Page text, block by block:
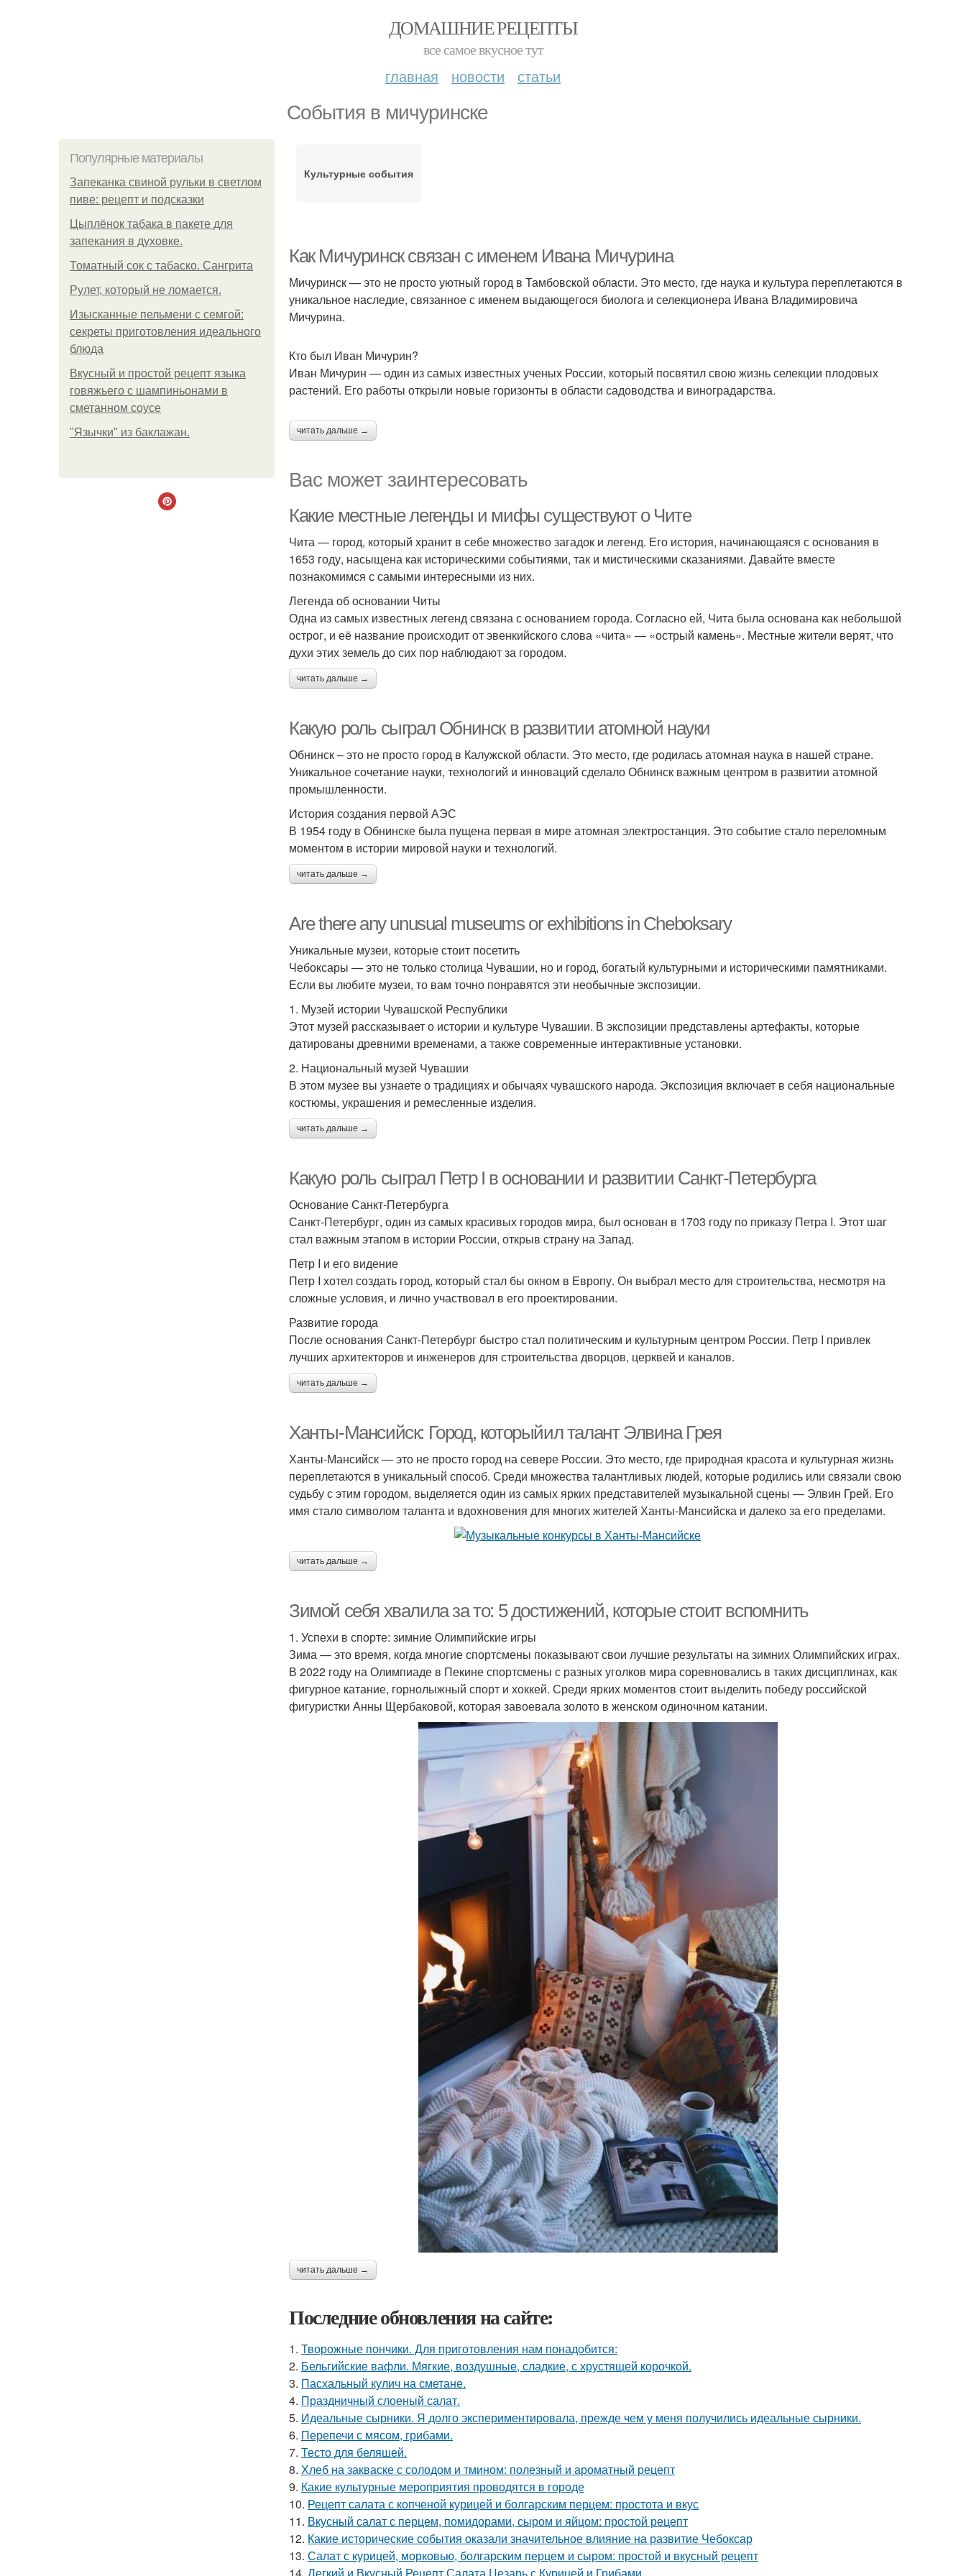
ДОМАШНИЕ РЕЦЕПТЫ
все самое вкусное тут
главная новости статьи
События в мичуринске
Популярные материалы
Запеканка свиной рульки в светлом
пиве: рецепт и подсказки
Цыплёнок табака в пакете для
запекания в духовке.
Томатный сок с табаско. Сангрита
Рулет, который не ломается.
Изысканные пельмени с семгой:
секреты приготовления идеального
блюда
Вкусный и простой рецепт языка
говяжьего с шампиньонами в
сметанном соусе
"Язычки" из баклажан.
Культурные события
Как Мичуринск связан с именем Ивана Мичурина
Мичуринск — это не просто уютный город в Тамбовской области. Это место, где наука и культура переплетаются в
уникальное наследие, связанное с именем выдающегося биолога и селекционера Ивана Владимировича
Мичурина.
Кто был Иван Мичурин?
Иван Мичурин — один из самых известных ученых России, который посвятил свою жизнь селекции плодовых
растений. Его работы открыли новые горизонты в области садоводства и виноградарства.
читать дальше →
Вас может заинтересовать
Какие местные легенды и мифы существуют о Чите
Чита — город, который хранит в себе множество загадок и легенд. Его история, начинающаяся с основания в
1653 году, насыщена как историческими событиями, так и мистическими сказаниями. Давайте вместе
познакомимся с самыми интересными из них.
Легенда об основании Читы
Одна из самых известных легенд связана с основанием города. Согласно ей, Чита была основана как небольшой
острог, и её название происходит от эвенкийского слова «чита» — «острый камень». Местные жители верят, что
духи этих земель до сих пор наблюдают за городом.
читать дальше →
Какую роль сыграл Обнинск в развитии атомной науки
Обнинск – это не просто город в Калужской области. Это место, где родилась атомная наука в нашей стране.
Уникальное сочетание науки, технологий и инноваций сделало Обнинск важным центром в развитии атомной
промышленности.
История создания первой АЭС
В 1954 году в Обнинске была пущена первая в мире атомная электростанция. Это событие стало переломным
моментом в истории мировой науки и технологий.
читать дальше →
Are there any unusual museums or exhibitions in Cheboksary
Уникальные музеи, которые стоит посетить
Чебоксары — это не только столица Чувашии, но и город, богатый культурными и историческими памятниками.
Если вы любите музеи, то вам точно понравятся эти необычные экспозиции.
1. Музей истории Чувашской Республики
Этот музей рассказывает о истории и культуре Чувашии. В экспозиции представлены артефакты, которые
датированы древними временами, а также современные интерактивные установки.
2. Национальный музей Чувашии
В этом музее вы узнаете о традициях и обычаях чувашского народа. Экспозиция включает в себя национальные
костюмы, украшения и ремесленные изделия.
читать дальше →
Какую роль сыграл Петр I в основании и развитии Санкт-Петербурга
Основание Санкт-Петербурга
Санкт-Петербург, один из самых красивых городов мира, был основан в 1703 году по приказу Петра I. Этот шаг
стал важным этапом в истории России, открыв страну на Запад.
Петр I и его видение
Петр I хотел создать город, который стал бы окном в Европу. Он выбрал место для строительства, несмотря на
сложные условия, и лично участвовал в его проектировании.
Развитие города
После основания Санкт-Петербург быстро стал политическим и культурным центром России. Петр I привлек
лучших архитекторов и инженеров для строительства дворцов, церквей и каналов.
читать дальше →
Ханты-Мансийск: Город, которыйил талант Элвина Грея
Ханты-Мансийск — это не просто город на севере России. Это место, где природная красота и культурная жизнь
переплетаются в уникальный способ. Среди множества талантливых людей, которые родились или связали свою
судьбу с этим городом, выделяется один из самых ярких представителей музыкальной сцены — Элвин Грей. Его
имя стало символом таланта и вдохновения для многих жителей Ханты-Мансийска и далеко за его пределами.
читать дальше →
Зимой себя хвалила за то: 5 достижений, которые стоит вспомнить
1. Успехи в спорте: зимние Олимпийские игры
Зима — это время, когда многие спортсмены показывают свои лучшие результаты на зимних Олимпийских играх.
В 2022 году на Олимпиаде в Пекине спортсмены с разных уголков мира соревновались в таких дисциплинах, как
фигурное катание, горнолыжный спорт и хоккей. Среди ярких моментов стоит выделить победу российской
фигуристки Анны Щербаковой, которая завоевала золото в женском одиночном катании.
читать дальше →
Последние обновления на сайте:
1. Творожные пончики. Для приготовления нам понадобится:
2. Бельгийские вафли. Мягкие, воздушные, сладкие, с хрустящей корочкой.
3. Пасхальный кулич на сметане.
4. Праздничный слоеный салат.
5. Идеальные сырники. Я долго экспериментировала, прежде чем у меня получились идеальные сырники.
6. Перепечи с мясом, грибами.
7. Тесто для беляшей.
8. Хлеб на закваске с солодом и тмином: полезный и ароматный рецепт
9. Какие культурные мероприятия проводятся в городе
10. Рецепт салата с копченой курицей и болгарским перцем: простота и вкус
11. Вкусный салат с перцем, помидорами, сыром и яйцом: простой рецепт
12. Какие исторические события оказали значительное влияние на развитие Чебоксар
13. Салат с курицей, морковью, болгарским перцем и сыром: простой и вкусный рецепт